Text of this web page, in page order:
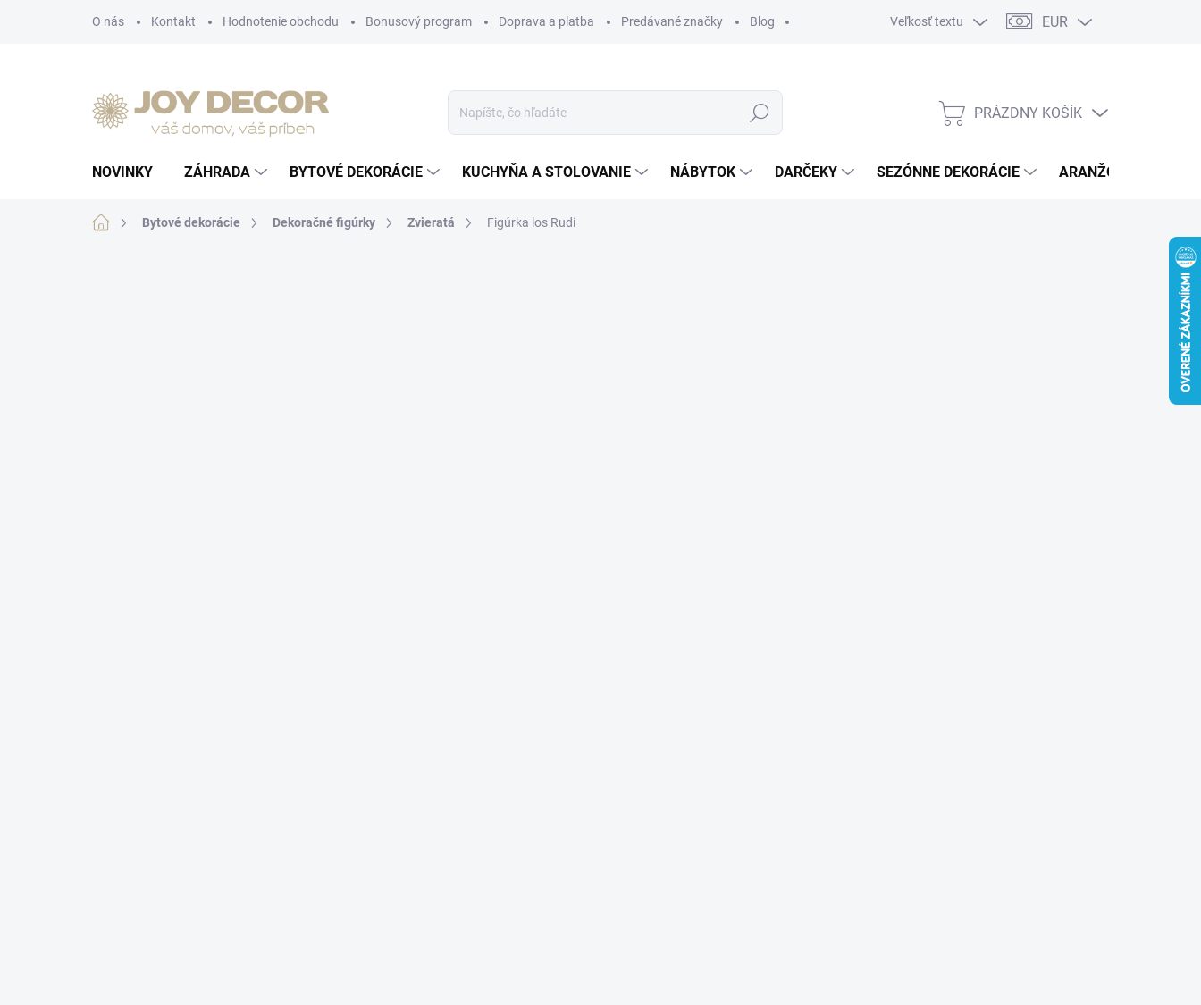
O nás Kontakt Hodnotenie obchodu Bonusový program Doprava a platba Predávané značky Blog Veľkosť textu EUR
Hľadať
NÁKUPNÝ
PRÁZDNY KOŠÍK
NOVINKY ZÁHRADA BYTOVÉ DEKORÁCIE KUCHYŇA A STOLOVANIE NÁBYTOK DARČEKY SEZÓNNE DEKORÁCIE ARANŽOVACÍ
DomovBytové dekorácie Dekoračné figúrky Zvieratá Figúrka los Rudi